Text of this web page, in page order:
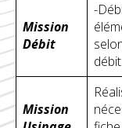
Mission
Débit
-
Mission